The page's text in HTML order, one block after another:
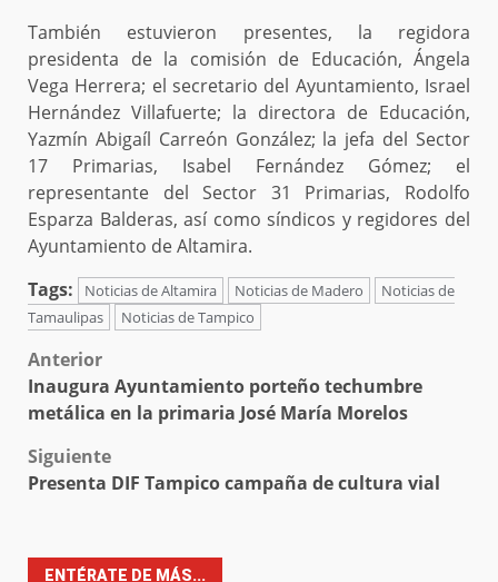
También estuvieron presentes, la regidora
presidenta de la comisión de Educación, Ángela
Vega Herrera; el secretario del Ayuntamiento, Israel
Hernández Villafuerte; la directora de Educación,
Yazmín Abigaíl Carreón González; la jefa del Sector
17 Primarias, Isabel Fernández Gómez; el
representante del Sector 31 Primarias, Rodolfo
Esparza Balderas, así como síndicos y regidores del
Ayuntamiento de Altamira.
Tags:
Noticias de Altamira Noticias de Madero
Noticias de
Tamaulipas
Noticias de Tampico
Post
navigation
Anterior
Inaugura Ayuntamiento porteño techumbre
metálica en la primaria José María Morelos
Siguiente
Presenta DIF Tampico campaña de cultura vial
ENTÉRATE DE MÁS...